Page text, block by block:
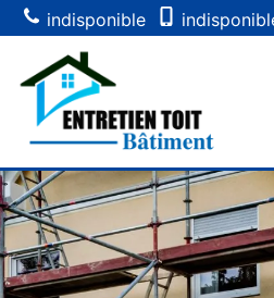
indisponible